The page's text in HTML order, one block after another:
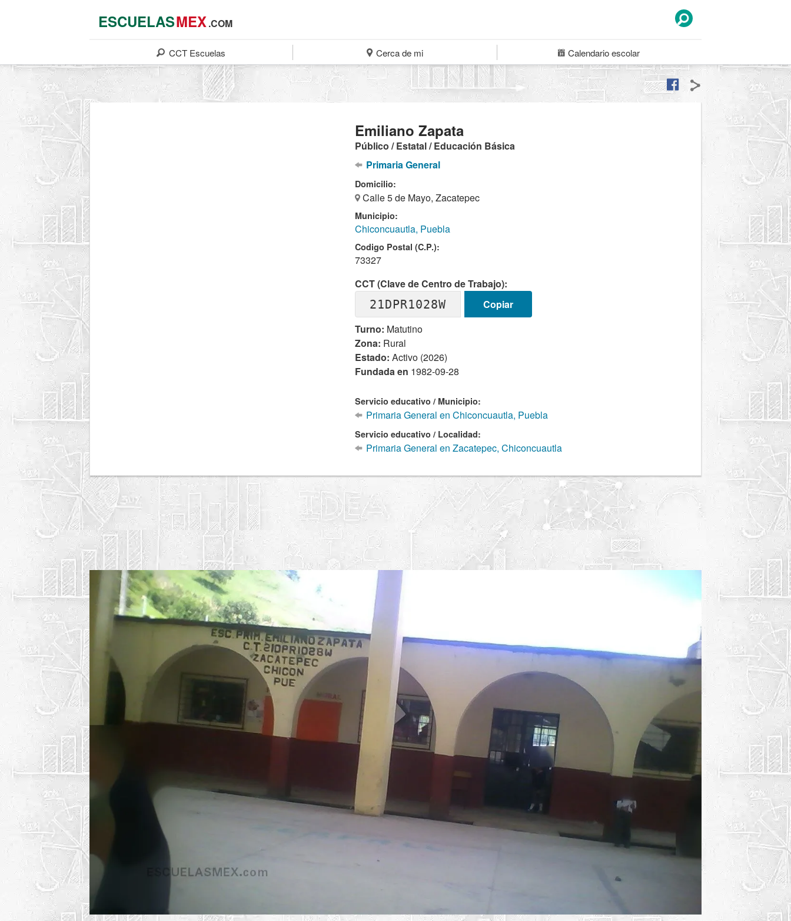
ESCUELASMEX.COM
CCT Escuelas Cerca de mi Calendarioescolar
Emiliano Zapata
Público / Estatal / Educación Básica
Primaria General
Domicilio:
Calle 5 de Mayo, Zacatepec
Municipio:
Chiconcuautla, Puebla
Codigo Postal (C.P.):
73327
CCT (Clave de Centro de Trabajo):
21DPR1028W
Copiar
Turno: Matutino
Zona: Rural
Estado: Activo (2026)
Fundada en 1982-09-28
Servicio educativo / Municipio:
Primaria General en Chiconcuautla, Puebla
Servicio educativo / Localidad:
Primaria General en Zacatepec, Chiconcuautla